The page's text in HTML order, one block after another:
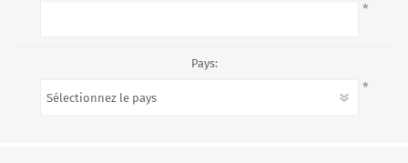
*
Pays:
*